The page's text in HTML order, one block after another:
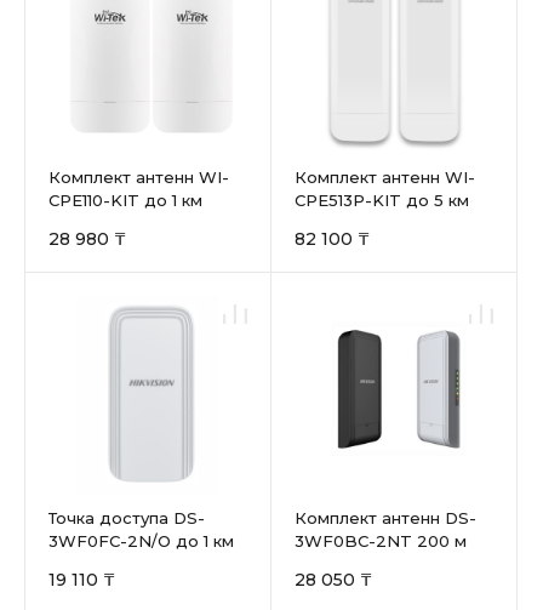
Комплект антенн WI-
CPE110-KIT до 1 км
28 980 ₸
Комплект антенн WI-
CPE513P-KIT до 5 км
82 100 ₸
Точка доступа DS-
3WF0FC-2N/O до 1 км
19 110 ₸
Комплект антенн DS-
3WF0BC-2NT 200 м
28 050 ₸